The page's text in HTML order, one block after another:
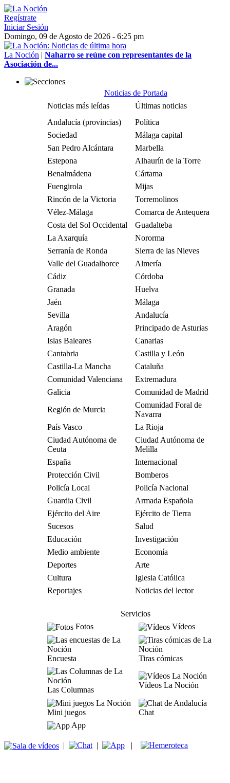
Regístrate
Iniciar Sesión
Domingo, 09 de Agosto de 2026 - 6:25 pm
La Noción | Naharro se reúne con representantes de la
Asociación de...
Noticias de Portada
Noticias más leídas
Últimas noticias
Andalucía (provincias)
Política
Sociedad
Málaga capital
San Pedro Alcántara
Marbella
Estepona
Alhaurín de la Torre
Benalmádena
Cártama
Fuengirola
Mijas
Rincón de la Victoria
Torremolinos
Vélez-Málaga
Comarca de Antequera
Costa del Sol Occidental
Guadalteba
La Axarquía
Nororma
Serranía de Ronda
Sierra de las Nieves
Valle del Guadalhorce
Almería
Cádiz
Córdoba
Granada
Huelva
Jaén
Málaga
Sevilla
Andalucía
Aragón
Principado de Asturias
Islas Baleares
Canarias
Cantabria
Castilla y León
Castilla-La Mancha
Cataluña
Comunidad Valenciana
Extremadura
Galicia
Comunidad de Madrid
Región de Murcia
Comunidad Foral de
Navarra
País Vasco
La Rioja
Ciudad Autónoma de
Ceuta
Ciudad Autónoma de
Melilla
España
Internacional
Protección Civil
Bomberos
Policía Local
Policía Nacional
Guardia Civil
Armada Española
Ejército del Aire
Ejército de Tierra
Sucesos
Salud
Educación
Investigación
Medio ambiente
Economía
Deportes
Arte
Cultura
Iglesia Católica
Reportajes
Noticias del lector
Servicios
Fotos
Vídeos
Encuesta Tiras cómicas
Las Columnas
Vídeos La Noción
Mini juegos
Chat
App
| | |